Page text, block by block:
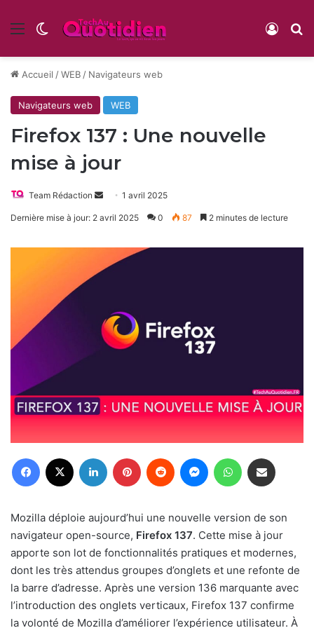
Menu Switch skin
Accueil /WEB / Navigateurs web
Navigateurs web WEB
Firefox 137 : Une nouvelle
mise à jour
Team Rédaction
Envoyer1 avril 2025
Dernière mise à jour: 2 avril 2025 0 87 2 minutes de lecture
Facebook Linkedin Pinterest Reddit MessengerWhatsApp
Mozilla déploie aujourd’hui une nouvelle version de son
navigateur open-source, Firefox 137. Cette mise à jour
apporte son lot de fonctionnalités pratiques et modernes,
dont les très attendus groupes d’onglets et une refonte de
la barre d’adresse. Après une version 136 marquante avec
l’introduction des onglets verticaux, Firefox 137 confirme
la volonté de Mozilla d’améliorer l’expérience utilisateur. À